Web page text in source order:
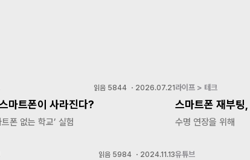
읽음 5844・ 2026.07.21
마트폰이 사라진다?
폰 없는 학교’ 실험
라이프 > 테크
스마트폰 재부팅
수명 연장을 위해
읽음 5984・ 2024.11.13유튜브